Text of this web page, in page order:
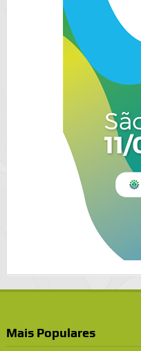
Mais Populares